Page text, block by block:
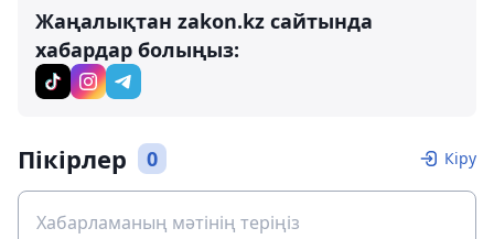
Жаңалықтан zakon.kz сайтында
хабардар болыңыз:
Пікірлер 0 Кіру